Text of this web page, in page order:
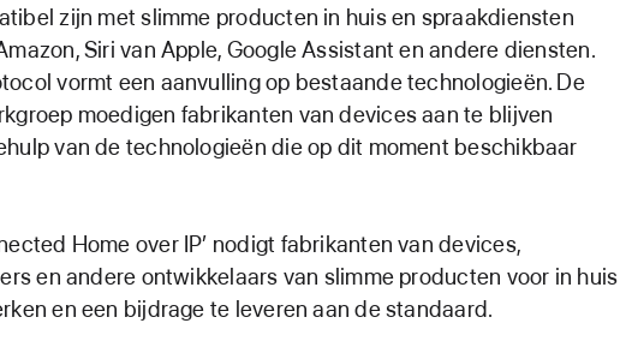
zijn met slimme producten in huis en spraakdiensten
Siri van Apple, Google Assistant en andere diensten.
vormt een aanvulling op bestaande technologieën. De
moedigen fabrikanten van devices aan te blijven
van de technologieën die op dit moment beschikbaar
Home over IP’ nodigt fabrikanten van devices,
en andere ontwikkelaars van slimme producten voor in huis
en een bijdrage te leveren aan de standaard.